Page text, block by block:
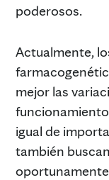
poderosos.
Actualmente,
mejor las
igual de
también